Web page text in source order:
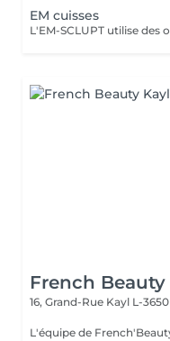
EM cuisses
French Beauty
16, Grand-Rue Kayl L-3650
L'équipe de